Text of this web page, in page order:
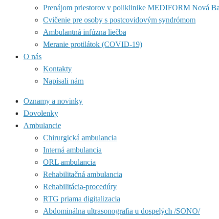
Prenájom priestorov v poliklinike MEDIFORM Nová
Cvičenie pre osoby s postcovidovým syndrómom
Ambulantná infúzna liečba
Meranie protilátok (COVID-19)
O nás
Kontakty
Napísali nám
Oznamy a novinky
Dovolenky
Ambulancie
Chirurgická ambulancia
Interná ambulancia
ORL ambulancia
Rehabilitačná ambulancia
Rehabilitácia-procedúry
RTG priama digitalizacia
Abdominálna ultrasonografia u dospelých /SONO/